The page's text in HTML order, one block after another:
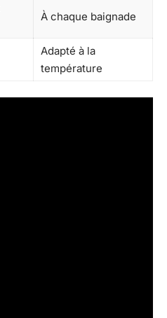
À chaque baignade
Adapté à la
température